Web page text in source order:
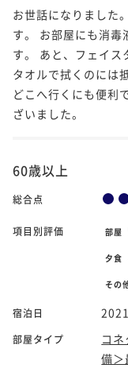
お世話になりました
す。 お部屋にも消毒
す。 あと、フェイス
タオルで拭くのには
どこへ行くにも便利
ざいました。
60歳以上
総合点
項目別評価 部屋
夕食
その
宿泊日
部屋タイプ
コ
備＞